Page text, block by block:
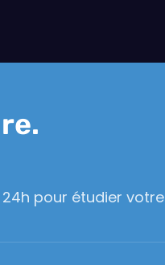
pour étudier votre